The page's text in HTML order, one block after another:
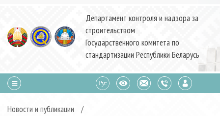
Департамент контроля и надзора за
строительством
Государственного комитета по
стандартизации Республики Беларусь
Новости и публикации
/